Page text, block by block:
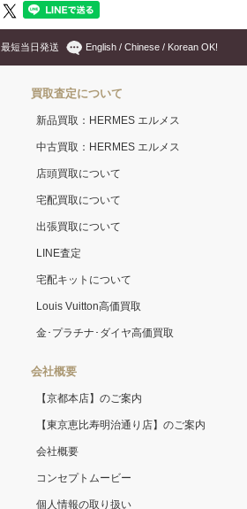
最短当日発送 English / Chinese / Korean OK!
買取査定について
新品買取：HERMES エルメス
中古買取：HERMES エルメス
店頭買取について
宅配買取について
出張買取について
LINE査定
宅配キットについて
Louis Vuitton高価買取
金･プラチナ･ダイヤ高価買取
会社概要
【京都本店】のご案内
【東京恵比寿明治通り店】のご案内
会社概要
コンセプトムービー
個人情報の取り扱い